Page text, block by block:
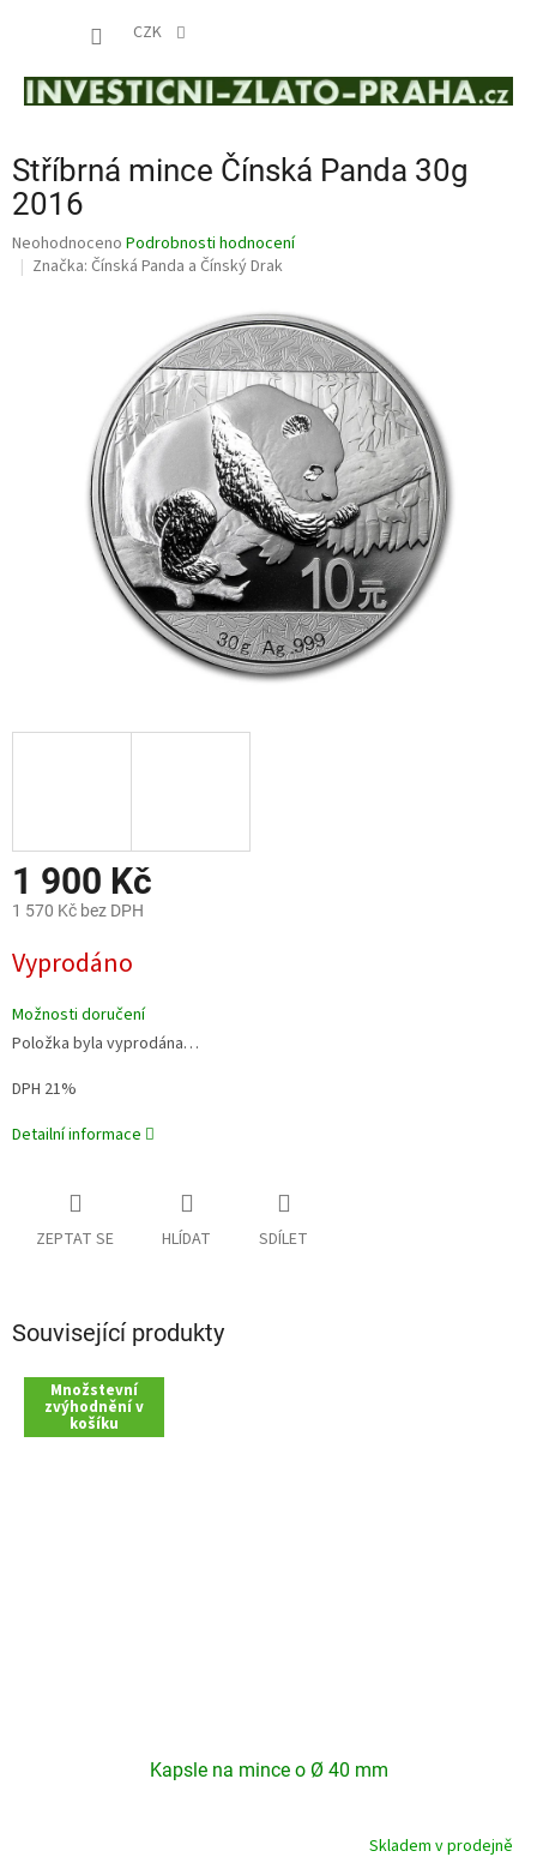
CZK
Stříbrná mince Čínská Panda 30g
2016
Průměrné
hodnocení
Neohodnoceno Podrobnosti hodnocení
Značka: Čínská Panda a Čínský Drak
1 900 Kč
1 570 Kč bez DPH
cena:
Vyprodáno
Možnosti doručení
Položka byla vyprodána…
DPH 21%
Detailní informace
ZEPTAT SE HLÍDAT SDÍLET
Související produkty
Množstevní
zvýhodnění v
košíku
Kapsle na mince o Ø 40 mm
Skladem v prodejně